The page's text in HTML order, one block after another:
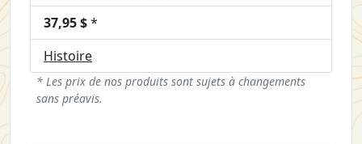
37,95 $*
Histoire
* Les prix de nos produits sont sujets à changements
sans préavis.